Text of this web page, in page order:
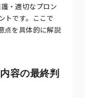
・適切なプロン
トです。ここで
点を具体的に解説
容の最終判